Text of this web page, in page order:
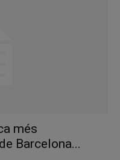
més
Barcelona...